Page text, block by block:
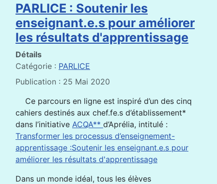
PARLICE : Soutenir les
enseignant.e.s pour améliorer
les résultats d'apprentissage
Détails
Catégorie : PARLICE
Publication : 25 Mai 2020
Ce parcours en ligne est inspiré d’un des cinq
cahiers destinés aux chef.fe.s d’établissement*
dans l’initiative ACQA** d’Aprélia, intitulé :
Transformer les processus d’enseignement-
apprentissage :Soutenir les enseignant.e.s pour
améliorer les résultats d'apprentissage
Dans un monde idéal, tous les élèves